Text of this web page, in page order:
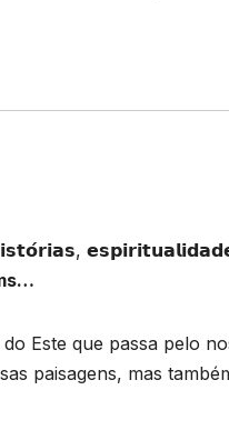
Este que passa pelo
paisagens, mas